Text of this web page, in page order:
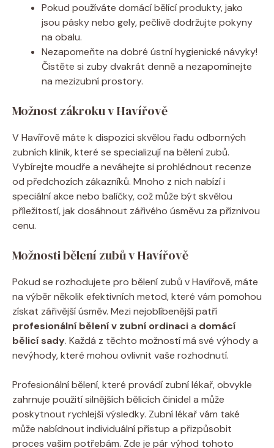
Pokud používáte domácí bělící produkty, jako
jsou pásky nebo gely, pečlivě dodržujte pokyny
na obalu.
Nezapomeňte na dobré ústní hygienické návyky!
Čistěte si zuby dvakrát denně a nezapomínejte
na mezizubní prostory.
Možnost zákroku v Havířově
V Havířově máte k dispozici skvělou řadu odborných
zubních klinik, které se specializují na bělení zubů.
Vybírejte moudře a neváhejte si prohlédnout recenze
od předchozích zákazníků. Mnoho z nich nabízí i
speciální akce nebo balíčky, což může být skvělou
příležitostí, jak dosáhnout zářivého úsměvu za příznivou
cenu.
Možnosti bělení zubů v Havířově
Pokud se rozhodujete pro bělení zubů v Havířově, máte
na výběr několik efektivních metod, které vám pomohou
získat zářivější úsměv. Mezi nejoblíbenější patří
profesionální bělení v zubní ordinacia domácí
bělicí sady. Každá z těchto možností má své výhody a
nevýhody, které mohou ovlivnit vaše rozhodnutí.
Profesionální bělení, které provádí zubní lékař, obvykle
zahrnuje použití silnějších bělicích činidel a může
poskytnout rychlejší výsledky. Zubní lékař vám také
může nabídnout individuální přístup a přizpůsobit
proces vašim potřebám. Zde je pár výhod tohoto